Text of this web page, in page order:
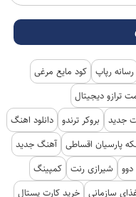
رسانه رپاپ کود مایع مرغی
ترازو دیجیتال
جدید بروکر ترندو دانلود اهنگ
پارسیان اقساطی آهنگ جدید
شیرازی رنت کمپینگ
سازمانی خرید کارت پستال